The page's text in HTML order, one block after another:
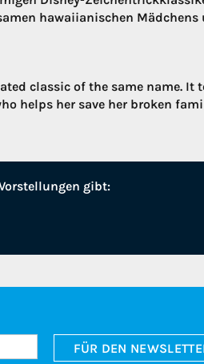
hawaiianischen
classic of the same name. It
helps her save her broken
gibt:
FÜR DEN